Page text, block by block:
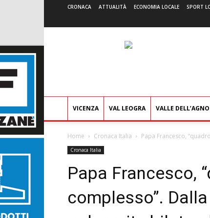
CRONACA ATTUALITÀ ECONOMIA LOCALE SPORT
VICENZA VAL LEOGRA VALLE DELL’AGNO
Home Cronaca Italia Papa Francesco,
Cronaca Italia
Papa Francesco,
complesso”.